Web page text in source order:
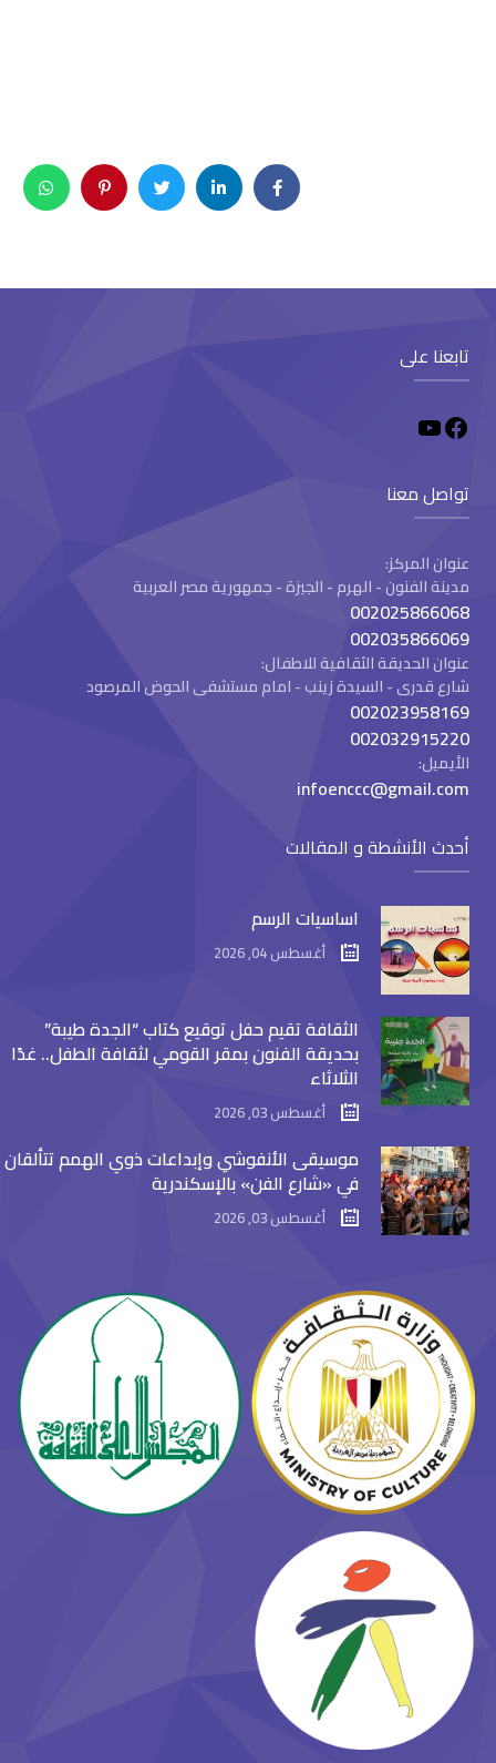
تابعنا على
تواصل معنا
عنوان المركز:
مدينة الفنون - الهرم - الجيزة - جمهورية مصر العربية
002025866068
002035866069
عنوان الحديقة الثقافية للاطفال:
شارع قدرى - السيدة زينب - امام مستشفى الحوض المرصود
002023958169
002032915220
الأيميل:
infoenccc@gmail.com
أحدث الأنشطة و المقالات
اساسيات الرسم
أغسطس 04, 2026
الثقافة تقيم حفل توقيع كتاب “الجدة طيبة”
بحديقة الفنون بمقر القومي لثقافة الطفل.. غدًا
الثلاثاء
أغسطس 03, 2026
موسيقى الأنفوشي وإبداعات ذوي الهمم تتألقان
في «شارع الفن» بالإسكندرية
أغسطس 03, 2026